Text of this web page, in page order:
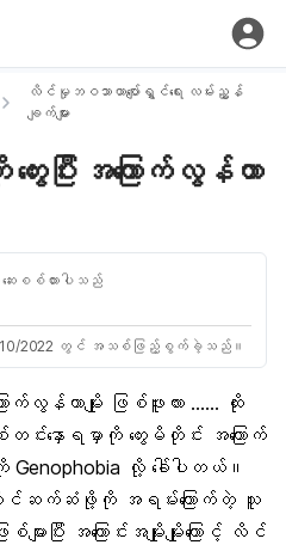
လိင်မှုဘဝသာယာပျော်ရွှင်ရေး လမ်းညွှန်
ချက်များ
ပြီး အကြောက်လွန်တာ
ေးစစ်ထားပါသည်
10/2022 တွင် အသစ်ဖြည့်စွက်ခဲ့သည်။
လွန်တာမျိုး ဖြစ်ဖူးလား …… ထိုး
းနှောရမှာကို တွေးမိတိုင်း အကြောက်
Genophobia လို့ ခေါ်ပါတယ်။
င်ဆက်ဆံ ဖို့ကို အရမ်းကြောက်တဲ့ သူ
ားပြီး အကြောင်းအမျိုးမျိုးကြောင့် လိင်